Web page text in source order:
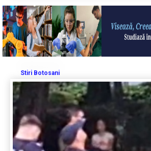
Stiri Botosani